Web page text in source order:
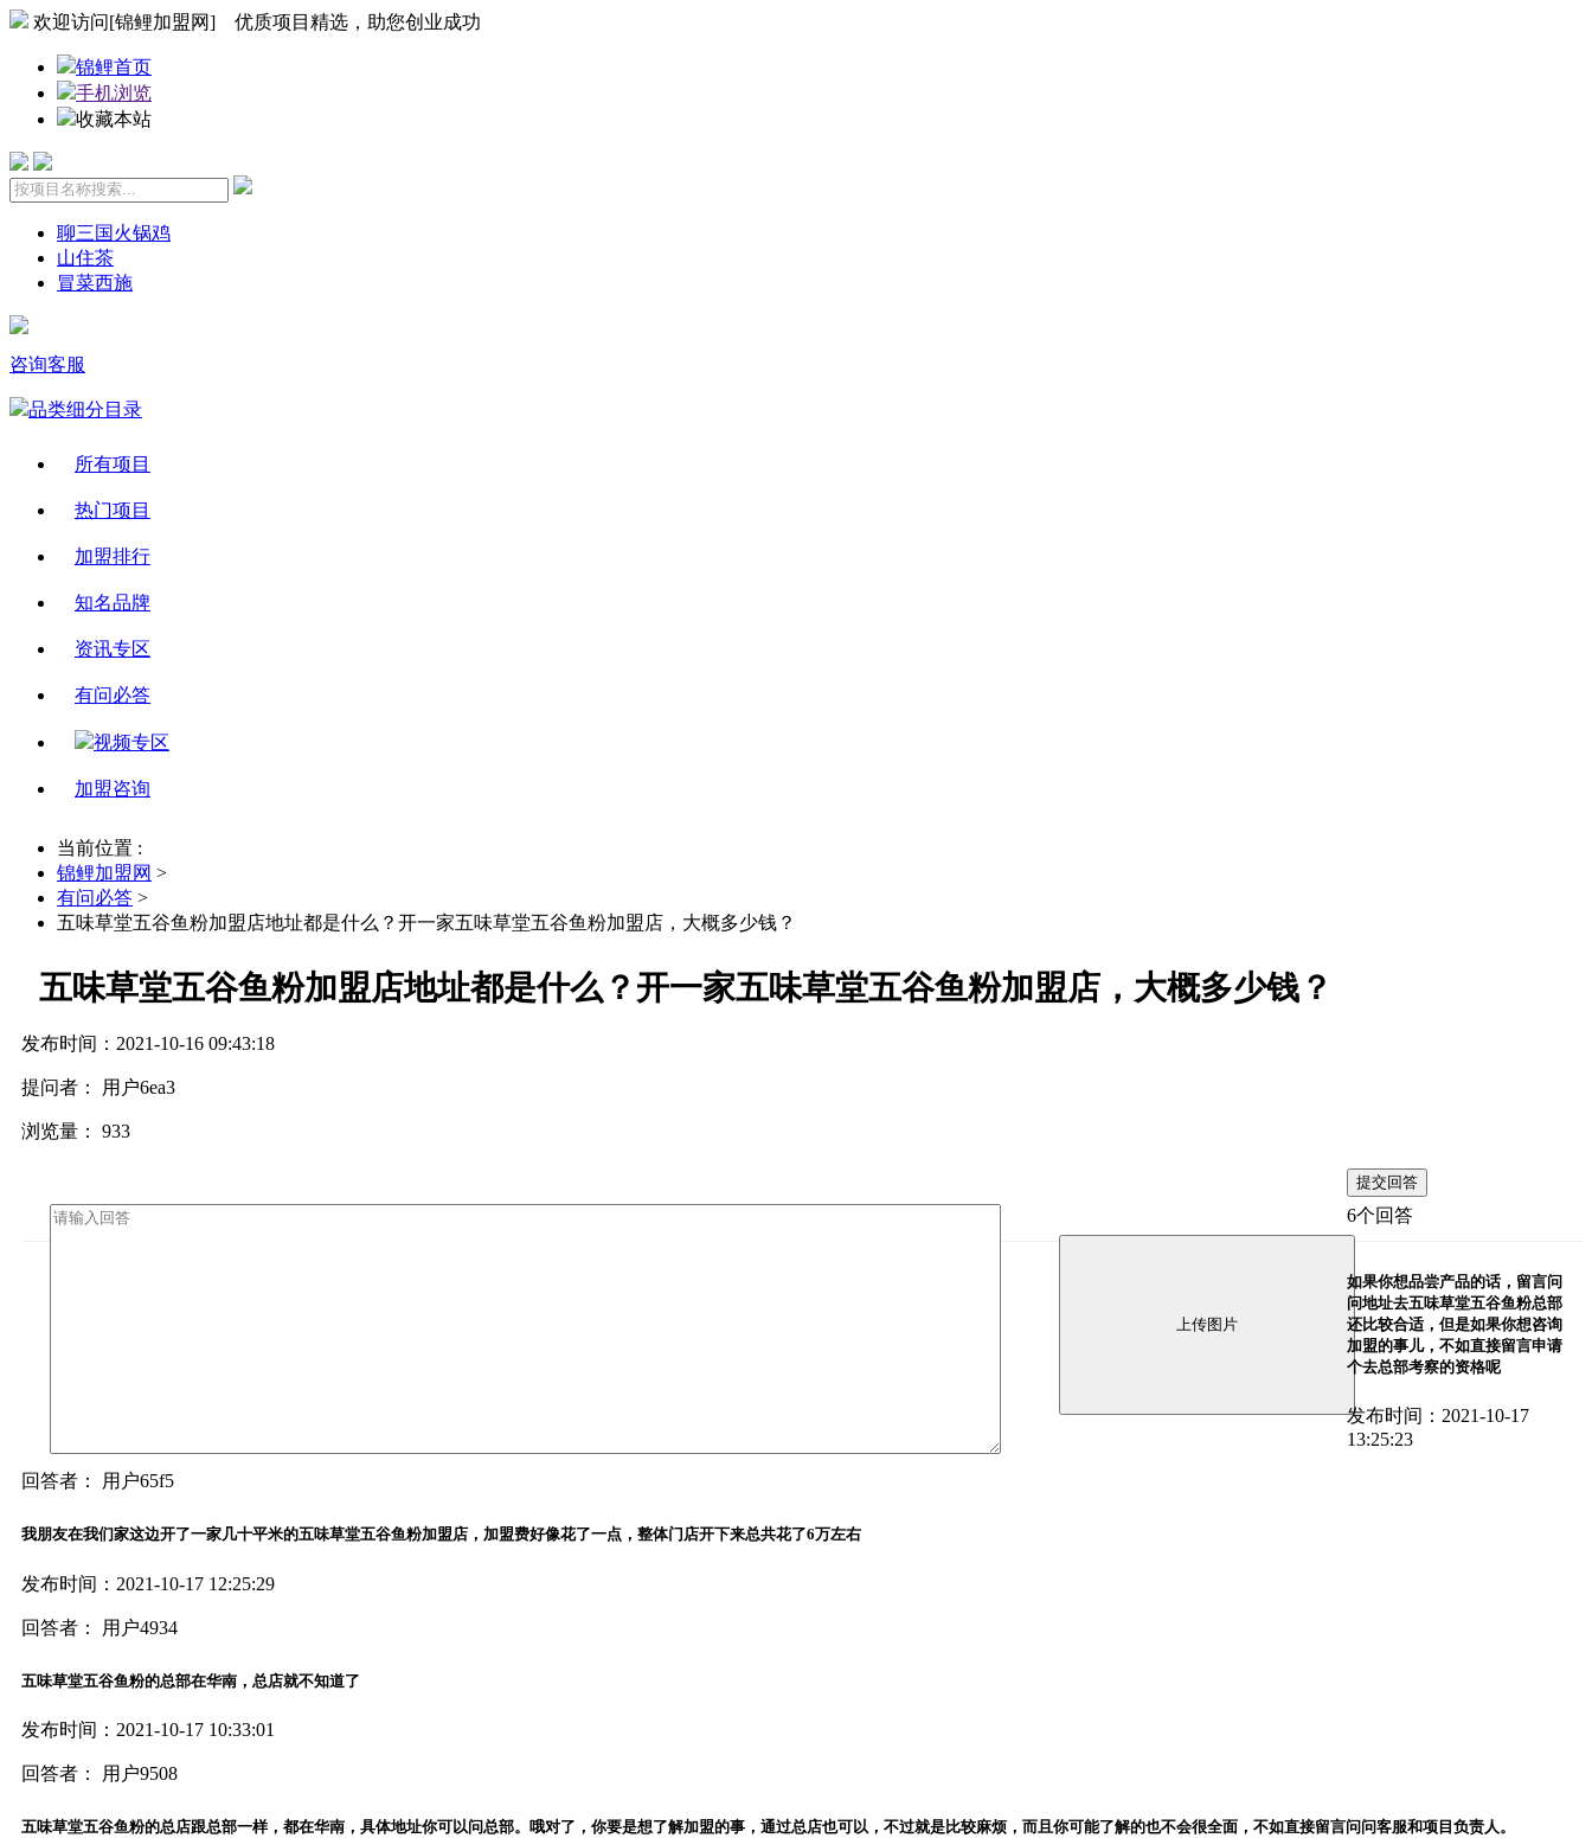
欢迎访问[锦鲤加盟网] 优质项目精选，助您创业成功
锦鲤首页
手机浏览
收藏本站
聊三国火锅鸡
山住茶
冒菜西施
咨询客服
品类细分目录
所有项目
热门项目
加盟排行
知名品牌
资讯专区
有问必答
视频专区
加盟咨询
当前位置 :
锦鲤加盟网 >
有问必答 >
五味草堂五谷鱼粉加盟店地址都是什么？开一家五味草堂五谷鱼粉加盟店，大概多少钱？
五味草堂五谷鱼粉加盟店地址都是什么？开一家五味草堂五谷鱼粉加盟店，大概多少钱？
发布时间：2021-10-16 09:43:18
提问者： 用户6ea3
浏览量： 933
提交回答
6个回答
如果你想品尝产品的话，留言问
问地址去五味草堂五谷鱼粉总部
还比较合适，但是如果你想咨询
加盟的事儿，不如直接留言申请
个去总部考察的资格呢
发布时间：2021-10-17
13:25:23
回答者： 用户65f5
我朋友在我们家这边开了一家几十平米的五味草堂五谷鱼粉加盟店，加盟费好像花了一点，整体门店开下来总共花了6万左右
发布时间：2021-10-17 12:25:29
回答者： 用户4934
五味草堂五谷鱼粉的总部在华南，总店就不知道了
发布时间：2021-10-17 10:33:01
回答者： 用户9508
五味草堂五谷鱼粉的总店跟总部一样，都在华南，具体地址你可以问总部。哦对了，你要是想了解加盟的事，通过总店也可以，不过就是比较麻烦，而且你可能了解的也不会很全面，不如直接留言问问客服和项目负责人。